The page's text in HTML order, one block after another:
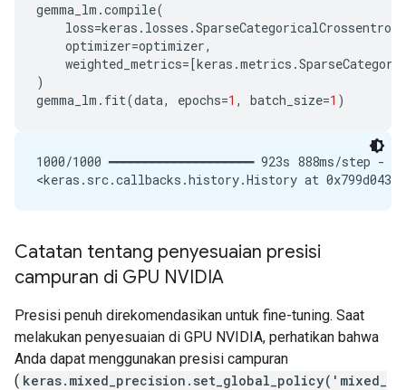
gemma_lm .compile(
loss=keras . losses .SparseCategoricalCrossentropy
optimizer=optimizer,
weighted_metrics=[keras .metrics .
)
gemma_lm . fit(data, epochs=1 , batch_size=1 )
1000/1000 ━━━━━━━━━━━━━━━━━━━━ 923s 888ms/
Catatan tentang penyesuaian presisi
campuran di GPU NVIDIA
Presisi penuh direkomendasikan untuk fine-tuning. Saat
melakukan penyesuaian di GPU NVIDIA, perhatikan bahwa
Anda dapat menggunakan presisi campuran
( keras.mixed_precision.set_global_policy('mixed_